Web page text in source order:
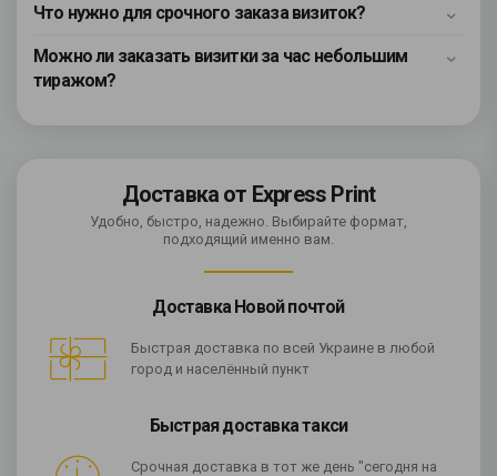
Что нужно для срочного заказа визиток?
Можно ли заказать визитки за час небольшим
тиражом?
Доставка от Express Print
Удобно, быстро, надежно. Выбирайте формат,
подходящий именно вам.
Доставка Новой почтой
Быстрая доставка по всей Украине в любой
город и населённый пункт
Быстрая доставка такси
Срочная доставка в тот же день "сегодня на